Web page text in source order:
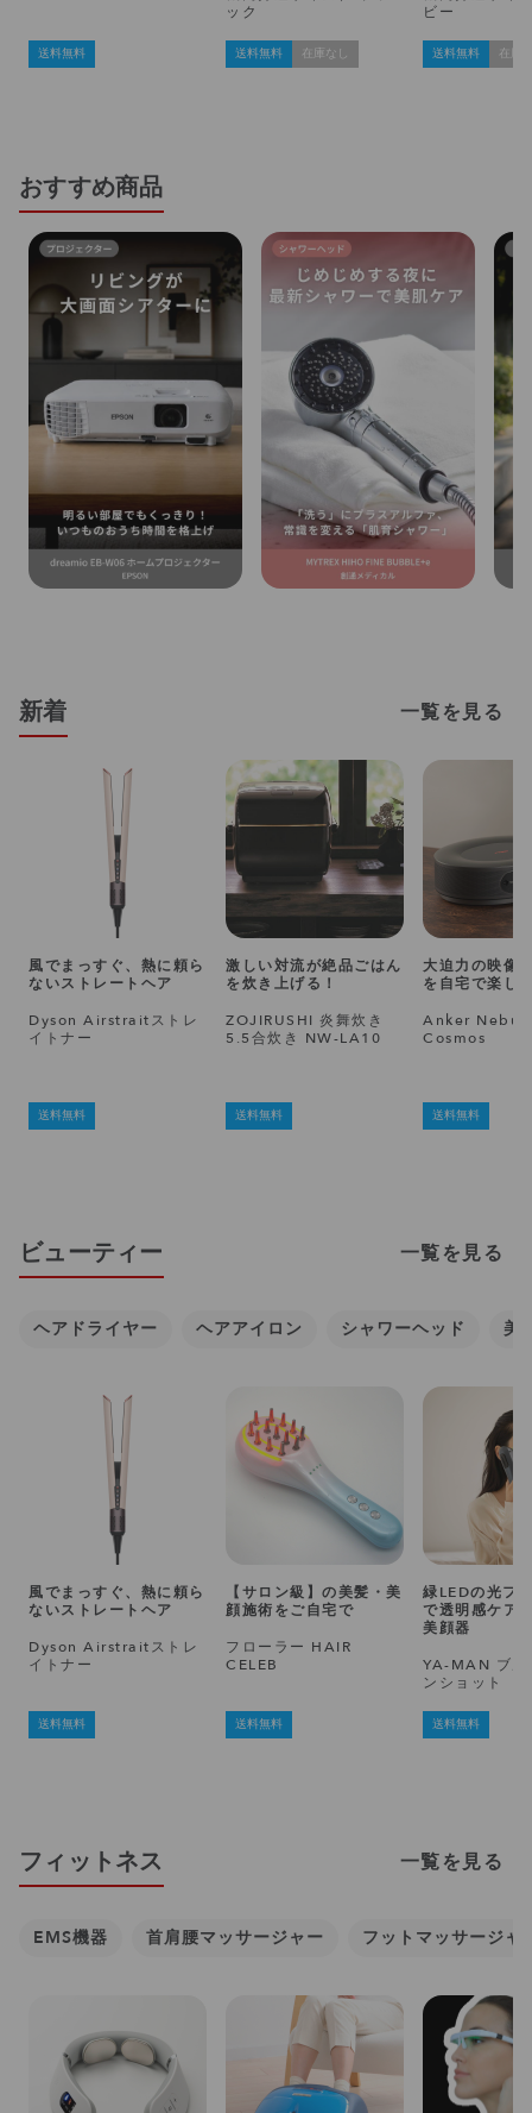
送料無料
ック
送料無料 在庫なし
ビー
送料無料 在庫
おすすめ商品
新着 一覧を見る
風でまっすぐ、熱に頼ら
ないストレートヘア
Dyson Airstraitストレ
イトナー
送料無料
激しい対流が絶品ごはん
を炊き上げる！
ZOJIRUSHI 炎舞炊き
5.5合炊き NW-LA10
送料無料
大迫力の映像
を自宅で楽し
Anker
Cosmos
送料無料
ビューティー 一覧を見る
ヘアドライヤー ヘアアイロン シャワーヘッド 美
風でまっすぐ、熱に頼ら
ないストレートヘア
Dyson Airstraitストレ
イトナー
送料無料
【サロン級】の美髪・美
顔施術をご自宅で
フローラー HAIR
CELEB
送料無料
緑LEDの光フ
で透明感ケア
美顔器
YA-MAN ブル
ンショット
送料無料
フィットネス 一覧を見る
EMS機器 首肩腰マッサージャー フットマッサージャ